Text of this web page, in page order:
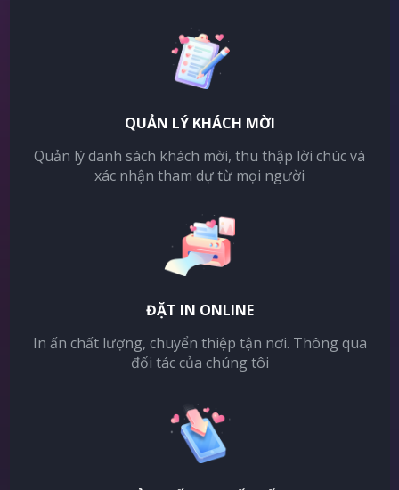
QUẢN LÝ KHÁCH MỜI
Quản lý danh sách khách mời, thu thập lời chúc và
xác nhận tham dự từ mọi người
ĐẶT IN ONLINE
In ấn chất lượng, chuyển thiệp tận nơi. Thông qua
đối tác của chúng tôi